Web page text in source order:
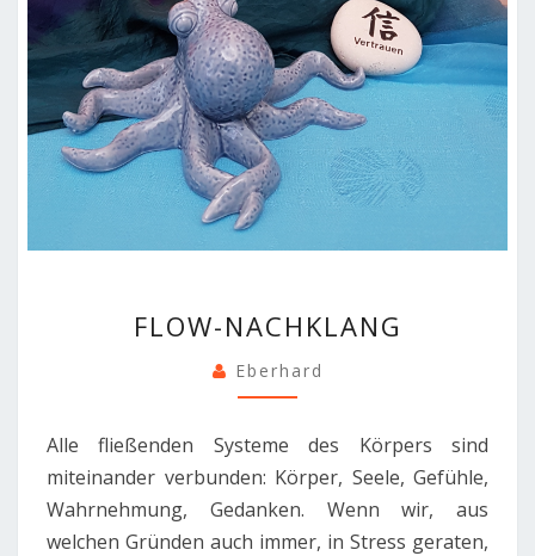
NACHKLANG
FLOW-NACHKLANG
Eberhard
Alle fließenden Systeme des Körpers sind
miteinander verbunden: Körper, Seele, Gefühle,
Wahrnehmung, Gedanken. Wenn wir, aus
welchen Gründen auch immer, in Stress geraten,